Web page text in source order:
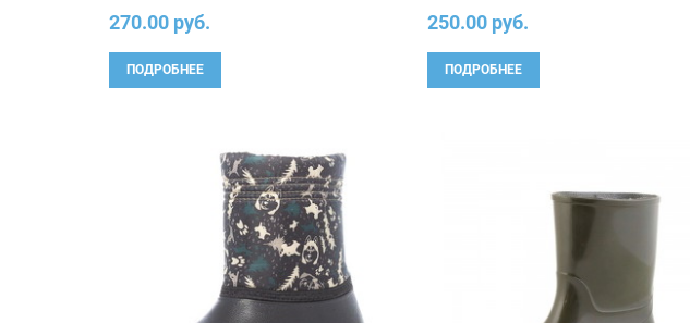
270.00 руб.
ПОДРОБНЕЕ
250.00 руб.
ПОДРОБНЕЕ